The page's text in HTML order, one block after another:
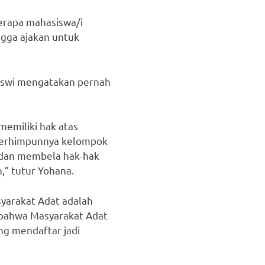
mahasiswa/i
ajakan untuk
mengatakan pernah
hak atas
kelompok
membela hak-hak
tutur Yohana.
Adat adalah
Masyarakat Adat
mendaftar jadi